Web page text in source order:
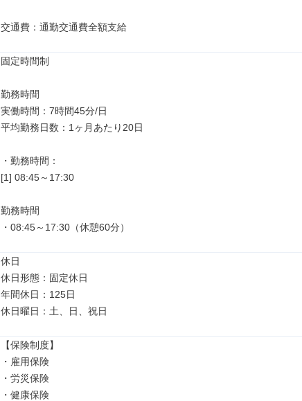
交通費：通勤交通費全額支給
固定時間制
勤務時間
実働時間：7時間45分/日
平均勤務日数：1ヶ月あたり20日
・勤務時間：
[1] 08:45～17:30
勤務時間
・08:45～17:30（休憩60分）
休日
休日形態：固定休日
年間休日：125日
休日曜日：土、日、祝日
【保険制度】
・雇用保険
・労災保険
・健康保険